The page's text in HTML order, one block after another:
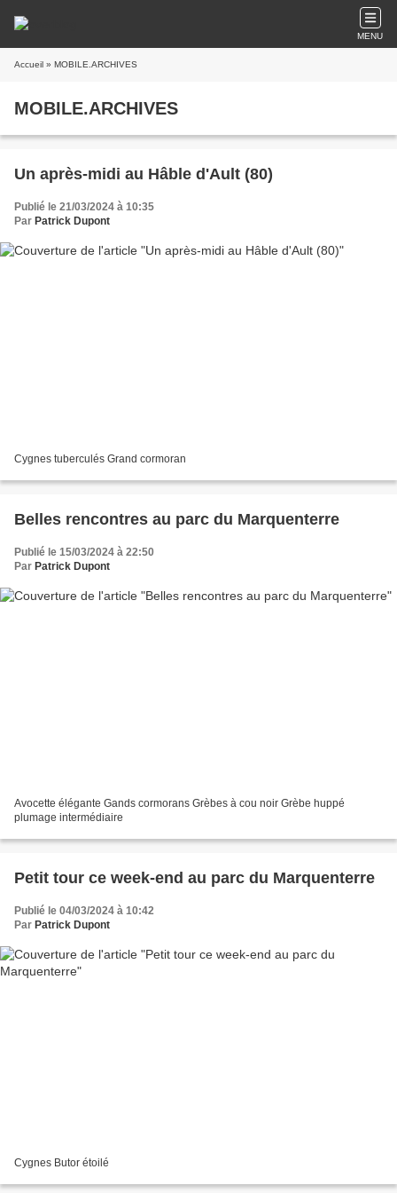
MENU
Accueil » MOBILE.ARCHIVES
MOBILE.ARCHIVES
Un après-midi au Hâble d'Ault (80)
Publié le 21/03/2024 à 10:35
Par Patrick Dupont
Cygnes tuberculés Grand cormoran
Belles rencontres au parc du Marquenterre
Publié le 15/03/2024 à 22:50
Par Patrick Dupont
Avocette élégante Gands cormorans Grèbes à cou noir Grèbe huppé
plumage intermédiaire
Petit tour ce week-end au parc du Marquenterre
Publié le 04/03/2024 à 10:42
Par Patrick Dupont
Cygnes Butor étoilé